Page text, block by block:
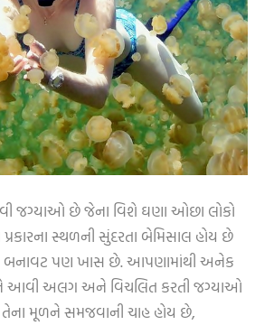
જગ્યાઓ છે જેના વિશે ઘણા ઓછા લોકો
સ્થળની સુંદરતા બેમિસાલ હોય છે
પણ ખાસ છે. આપણામાંથી અનેક
આવી અલગ અને વિચલિત કરતી જગ્યાઓ
મૂળને સમજવાની ચાહ હોય છે,